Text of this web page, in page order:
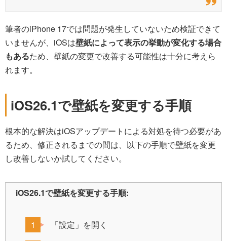
筆者のiPhone 17では問題が発生していないため検証できて
いませんが、iOSは壁紙によって表示の挙動が変化する場合
もあるため、壁紙の変更で改善する可能性は十分に考えら
れます。
iOS26.1で壁紙を変更する手順
根本的な解決はiOSアップデートによる対処を待つ必要があ
るため、修正されるまでの間は、以下の手順で壁紙を変更
し改善しないか試してください。
iOS26.1で壁紙を変更する手順:
「設定」を開く